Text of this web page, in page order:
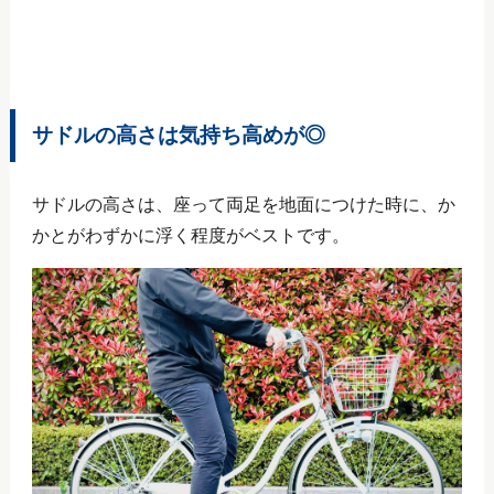
サドルの高さは気持ち高めが◎
サドルの高さは、座って両足を地面につけた時に、か
かとがわずかに浮く程度がベストです。